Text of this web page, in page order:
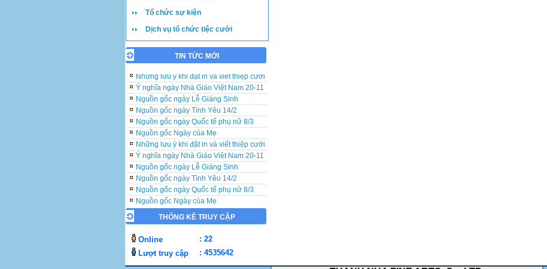
Tổ chức sự kiện
Dịch vụ tổ chức tiệc cưới
TIN TỨC MỚI
Những lưu ý khi đặt in và viết thiệp cưới
Ý nghĩa ngày Nhà Giáo Việt Nam 20-11
Nguồn gốc ngày Lễ Giáng Sinh
Nguồn gốc ngày Tình Yêu 14/2
Nguồn gốc ngày Quốc tế phụ nữ 8/3
Nguồn gốc Ngày của Mẹ
Những lưu ý khi đặt in và viết thiệp cưới
Ý nghĩa ngày Nhà Giáo Việt Nam 20-11
Nguồn gốc ngày Lễ Giáng Sinh
Nguồn gốc ngày Tình Yêu 14/2
Nguồn gốc ngày Quốc tế phụ nữ 8/3
Nguồn gốc Ngày của Mẹ
Những lưu ý khi đặt in và viết thiệp cưới
Ý nghĩa ngày Nhà Giáo Việt Nam 20-11
Nguồn gốc ngày Tình Yêu 14/2
Nguồn gốc ngày Quốc tế phụ nữ 8/3
Nguồn gốc Ngày của Mẹ
THỐNG KÊ TRUY CẬP
Online
: 22
Lượt truy cập
: 4535642